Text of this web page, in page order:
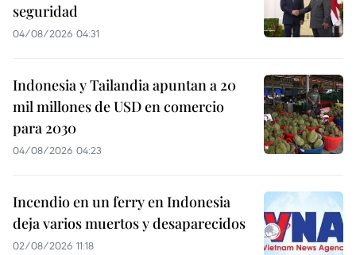
seguridad
04/08/2026 04:31
Indonesia y Tailandia apuntan a 20
mil millones de USD en comercio
para 2030
04/08/2026 04:23
Incendio en un ferry en Indonesia
deja varios muertos y desaparecidos
02/08/2026 11:18